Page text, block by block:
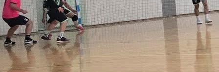
MARJAN MIJAJLOVIĆ